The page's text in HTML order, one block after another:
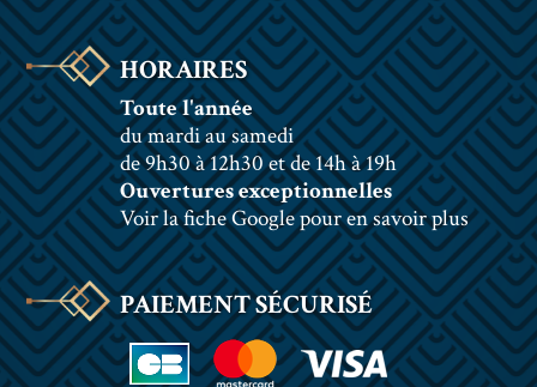
HORAIRES
Toute l'année
du mardi au samedi
de 9h30 à 12h30 et de 14h à 19h
Ouvertures exceptionnelles
Voir la fiche Google pour en savoir plus
PAIEMENT SÉCURISÉ